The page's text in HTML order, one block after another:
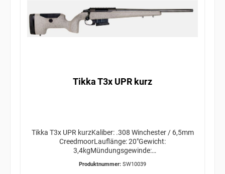
Tikka T3x UPR kurz
Tikka T3x UPR kurzKaliber: .308 Winchester / 6,5mm
CreedmoorLauflänge: 20"Gewicht:
3,4kgMündungsgewinde:
VERSAND ÜBER OVERNITE KURIER 34,95€
Produktnummer: SW10039